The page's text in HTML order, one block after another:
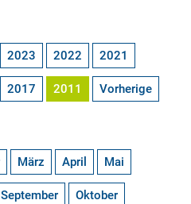
2023 2022 2021
2017 2011 Vorherige
März April Mai
September Oktober